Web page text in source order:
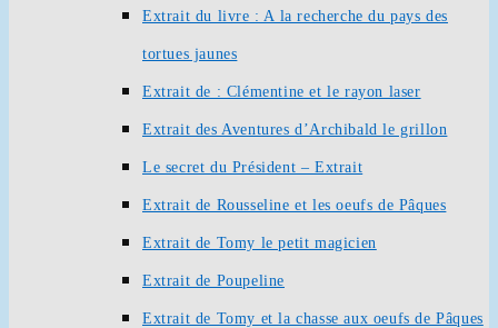
Extrait du livre : A la recherche du pays des
tortues jaunes
Extrait de : Clémentine et le rayon laser
Extrait des Aventures d’Archibald le grillon
Le secret du Président – Extrait
Extrait de Rousseline et les oeufs de Pâques
Extrait de Tomy le petit magicien
Extrait de Poupeline
Extrait de Tomy et la chasse aux oeufs de Pâques